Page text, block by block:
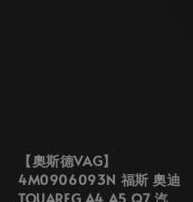
【奧斯德VAG】
4M0906093N 福斯 奧迪
TOUAREG A4 A5 Q7 汽